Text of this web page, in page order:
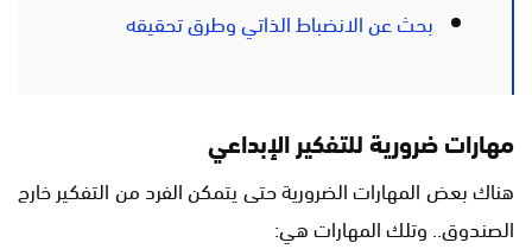
بحث عن الانضباط الذاتي وطرق تحقيقه
مهارات ضرورية للتفكير الإبداعي
هناك بعض المهارات الضرورية حتى يتمكن الفرد من التفكير خارج
الصندوق.. وتلك المهارات هي: